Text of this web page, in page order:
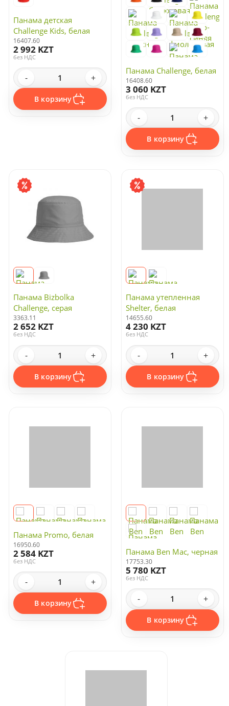
Панама детская
Challenge Kids, белая
16407.60
2 992 KZT
без НДС
- +
В корзину
Панама Challenge, белая
16408.60
3 060 KZT
без НДС
- +
В корзину
Панама Bizbolka
Challenge, серая
3363.11
2 652 KZT
без НДС
- +
В корзину
Панама утепленная
Shelter, белая
14655.60
4 230 KZT
без НДС
- +
В корзину
Панама Promo, белая
16950.60
2 584 KZT
без НДС
- +
В корзину
Панама Ben Mac, черная
17753.30
5 780 KZT
без НДС
- +
В корзину